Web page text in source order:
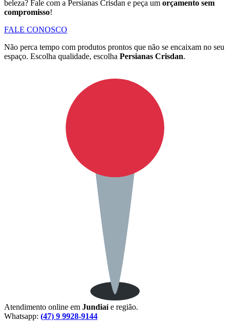
beleza? Fale com a Persianas Crisdan e peça um orçamento sem
compromisso!
FALE CONOSCO
Não perca tempo com produtos prontos que não se encaixam no seu
espaço. Escolha qualidade, escolha Persianas Crisdan.
Atendimento online em Jundiaíe região.
Whatsapp: (47) 9 9928-9144